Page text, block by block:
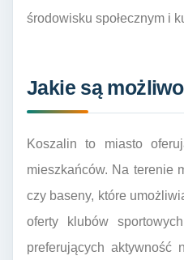
środowisku społecznym i
Jakie są
Koszalin to miasto
mieszkańców. Na terenie
czy baseny, które
oferty klubów
preferujących aktywność